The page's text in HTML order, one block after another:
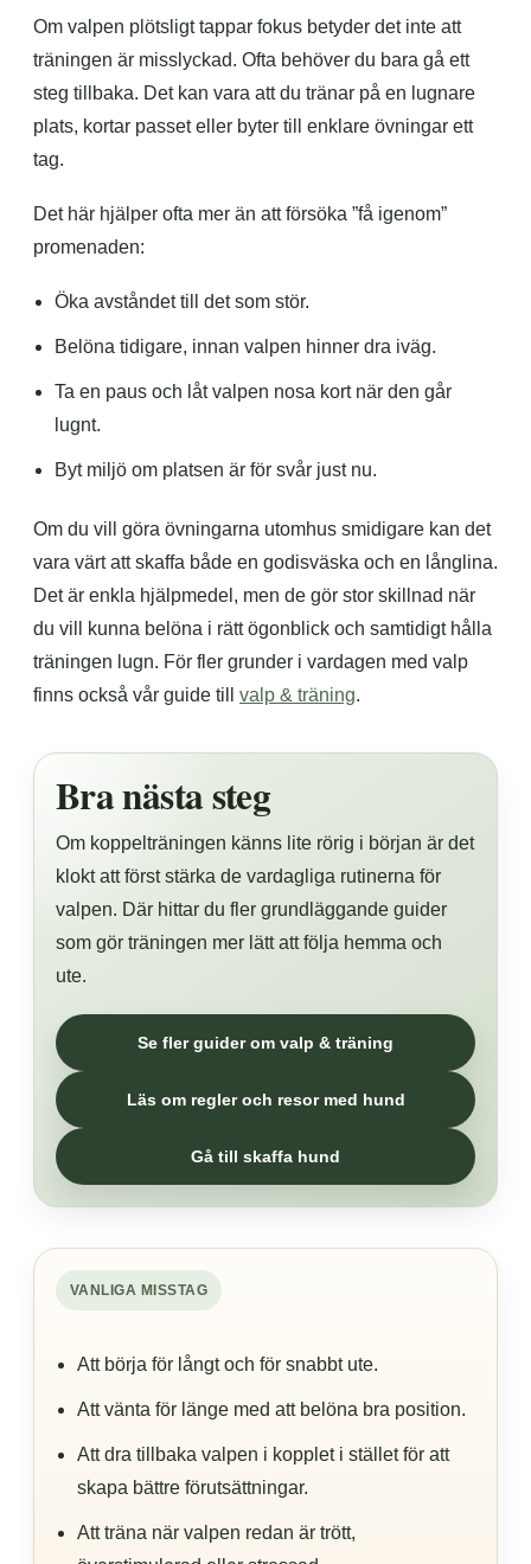
Om valpen plötsligt tappar fokus betyder det inte att
träningen är misslyckad. Ofta behöver du bara gå ett
steg tillbaka. Det kan vara att du tränar på en lugnare
plats, kortar passet eller byter till enklare övningar ett
tag.
Det här hjälper ofta mer än att försöka ”få igenom”
promenaden:
Öka avståndet till det som stör.
Belöna tidigare, innan valpen hinner dra iväg.
Ta en paus och låt valpen nosa kort när den går
lugnt.
Byt miljö om platsen är för svår just nu.
Om du vill göra övningarna utomhus smidigare kan det
vara värt att skaffa både en godisväska och en långlina.
Det är enkla hjälpmedel, men de gör stor skillnad när
du vill kunna belöna i rätt ögonblick och samtidigt hålla
träningen lugn. För fler grunder i vardagen med valp
finns också vår guide till valp & träning.
Bra nästa steg
Om koppelträningen känns lite rörig i början är det
klokt att först stärka de vardagliga rutinerna för
valpen. Där hittar du fler grundläggande guider
som gör träningen mer lätt att följa hemma och
ute.
Se fler guider om valp & träning
Läs om regler och resor med hund
Gå till skaffa hund
VANLIGA MISSTAG
Att börja för långt och för snabbt ute.
Att vänta för länge med att belöna bra position.
Att dra tillbaka valpen i kopplet i stället för att
skapa bättre förutsättningar.
Att träna när valpen redan är trött,